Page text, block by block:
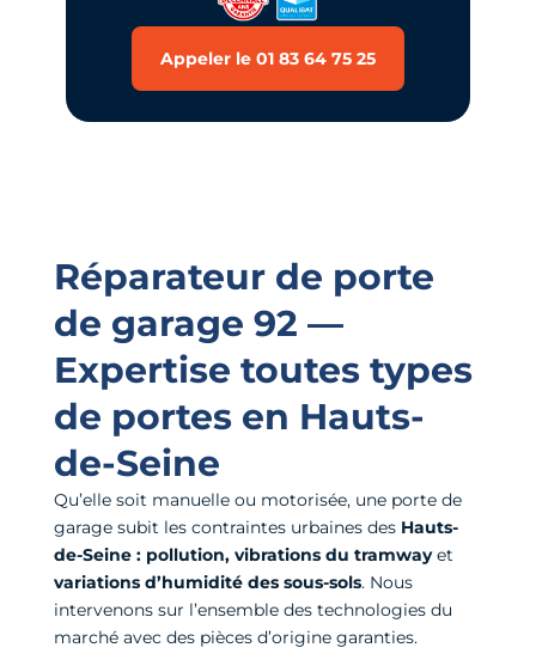
Appeler le 01 83 64 75 25
Réparateur de porte
de garage 92 —
Expertise toutes types
de portes en Hauts-
de-Seine
Qu’elle soit manuelle ou motorisée, une porte de
garage subit les contraintes urbaines des Hauts-
de-Seine : pollution, vibrations du tramwayet
variations d’humidité des sous-sols. Nous
intervenons sur l’ensemble des technologies du
marché avec des pièces d’origine garanties.